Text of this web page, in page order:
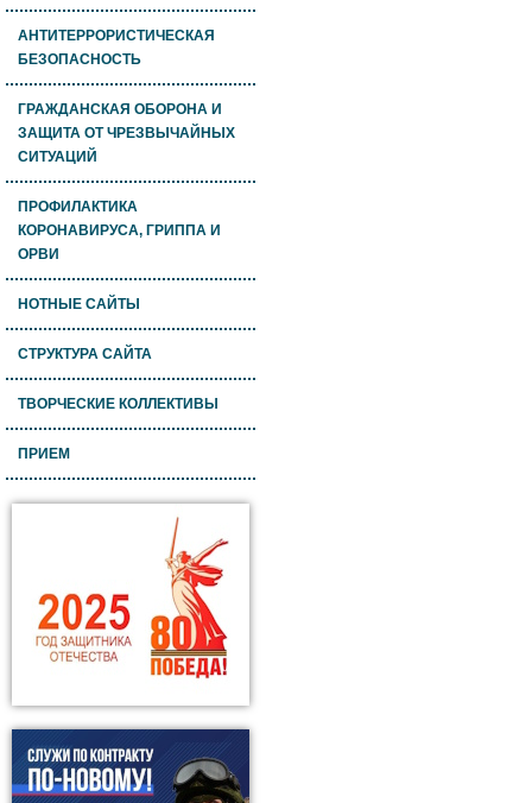
АНТИТЕРРОРИСТИЧЕСКАЯ
БЕЗОПАСНОСТЬ
ГРАЖДАНСКАЯ ОБОРОНА И
ЗАЩИТА ОТ ЧРЕЗВЫЧАЙНЫХ
СИТУАЦИЙ
ПРОФИЛАКТИКА
КОРОНАВИРУСА, ГРИППА И
ОРВИ
НОТНЫЕ САЙТЫ
СТРУКТУРА САЙТА
ТВОРЧЕСКИЕ КОЛЛЕКТИВЫ
ПРИЕМ